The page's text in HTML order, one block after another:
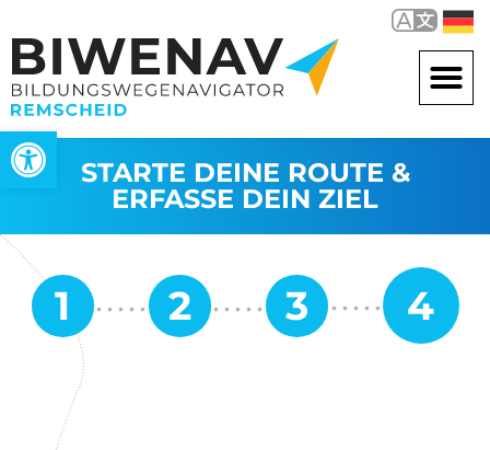
Werkzeugleiste öffnen
STARTE DEINE ROUTE &
ERFASSE DEIN ZIEL